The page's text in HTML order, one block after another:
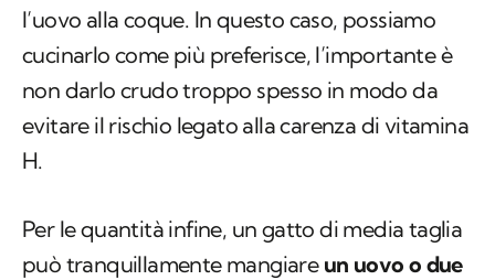
l’uovo alla coque. In questo caso, possiamo
cucinarlo come più preferisce, l’importante è
non darlo crudo troppo spesso in modo da
evitare il rischio legato alla carenza di vitamina
H.
Per le quantità infine, un gatto di media taglia
può tranquillamente mangiare un uovo o due